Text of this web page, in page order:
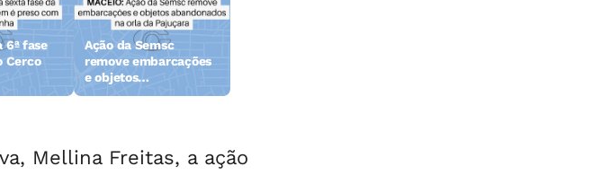
6ª fase
Cerco
Ação da Semsc
remove embarcações
e objetos
abandonados na orla
Mellina Freitas, a ação